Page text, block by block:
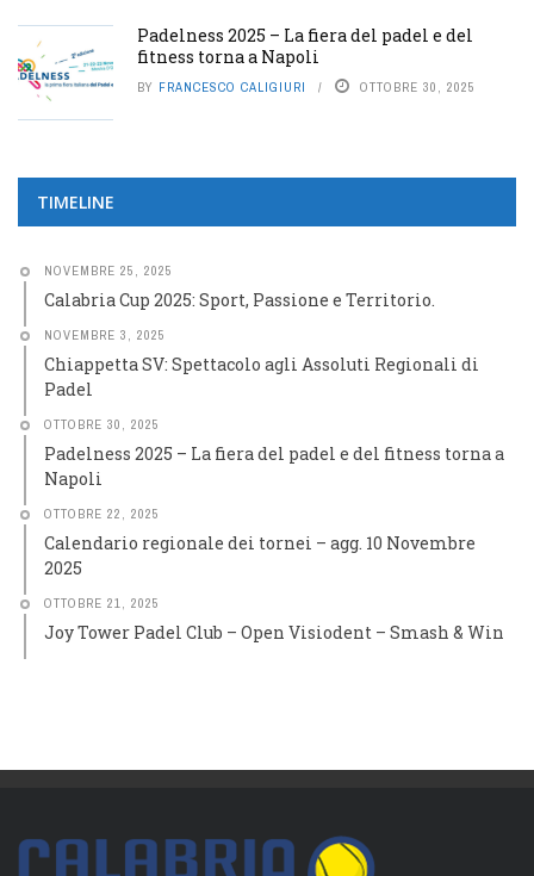
Padelness 2025 – La fiera del padel e del
fitness torna a Napoli
BY FRANCESCO CALIGIURI OTTOBRE 30, 2025
TIMELINE
NOVEMBRE 25, 2025
Calabria Cup 2025: Sport, Passione e Territorio.
NOVEMBRE 3, 2025
Chiappetta SV: Spettacolo agli Assoluti Regionali di
Padel
OTTOBRE 30, 2025
Padelness 2025 – La fiera del padel e del fitness torna a
Napoli
OTTOBRE 22, 2025
Calendario regionale dei tornei – agg. 10 Novembre
2025
OTTOBRE 21, 2025
Joy Tower Padel Club – Open Visiodent – Smash & Win